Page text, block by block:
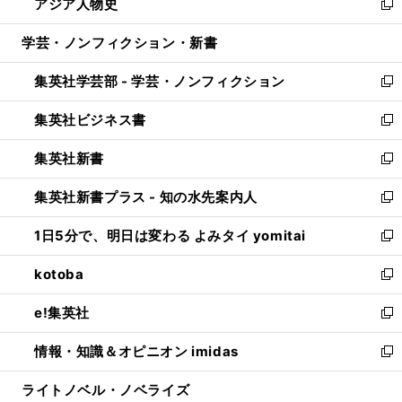
く
で
開
ド
ウ
開
く
ィ
ン
ウ
で
開
く
い
ウ
ン
ド
ウ
で
開
く
アジア人物史
新
し
ウ
ィ
ン
ド
ウ
で
開
く
学芸・ノンフィクション・新書
集英社学芸部 - 学芸・ノンフィクション
新
し
い
ウ
ィ
ン
ド
ウ
で
開
く
集英社ビジネス書
新
し
い
ウ
ィ
ン
ド
ウ
で
開
く
集英社新書
新
し
い
ウ
ィ
ン
ド
ウ
で
開
く
集英社新書プラス - 知の水先案内人
新
し
い
ウ
ィ
ン
ド
ウ
で
開
1日5分で、明日は変わる よみタイ yomitai
新
し
い
ウ
ィ
ン
ド
ウ
kotoba
新
し
い
ウ
ィ
ン
e!集英社
新
し
い
ウ
情報・知識＆オピニオン imidas
新
し
ライトノベル・ノベライズ